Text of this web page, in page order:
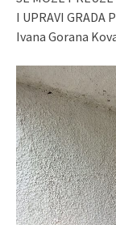
I UPRAVI GRADA
Ivana Gorana